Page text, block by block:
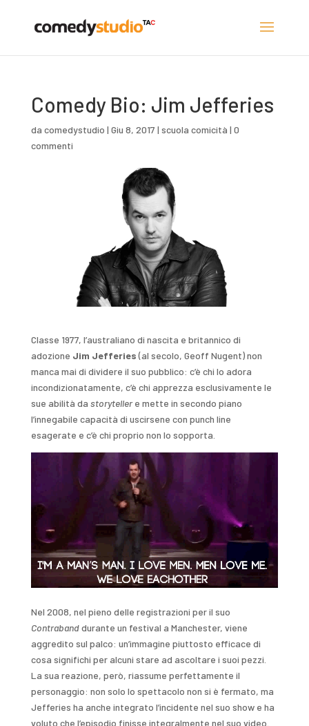
Comedy Bio: Jim Jefferies
da comedystudio | Giu 8, 2017 | scuola comicità | 0
commenti
Classe 1977, l’australiano di nascita e britannico di
adozione Jim Jefferies(al secolo, Geoff Nugent) non
manca mai di dividere il suo pubblico: c’è chi lo adora
incondizionatamente, c’è chi apprezza esclusivamente le
sue abilità da storytellere mette in secondo piano
l’innegabile capacità di uscirsene con punch line
esagerate e c’è chi proprio non lo sopporta.
Nel 2008, nel pieno delle registrazioni per il suo
Contrabanddurante un festival a Manchester, viene
aggredito sul palco: un’immagine piuttosto efficace di
cosa significhi per alcuni stare ad ascoltare i suoi pezzi.
La sua reazione, però, riassume perfettamente il
personaggio: non solo lo spettacolo non si è fermato, ma
Jefferies ha anche integrato l’incidente nel suo show e ha
voluto che l’episodio finisse integralmente nel suo video.